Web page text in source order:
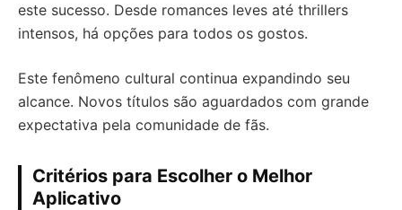
este sucesso. Desde romances leves até thrillers
intensos, há opções para todos os gostos.
Este fenômeno cultural continua expandindo seu
alcance. Novos títulos são aguardados com grande
expectativa pela comunidade de fãs.
Critérios para Escolher o Melhor
Aplicativo